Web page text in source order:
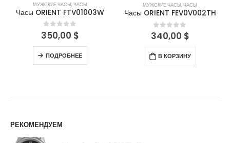
МУЖСКИЕ ЧАСЫ,ЧАСЫ
Часы ORIENT FTV01003W
0out of 5
350,00 $
ПОДРОБНЕЕ
МУЖСКИЕ ЧАСЫ,ЧАСЫ
Часы ORIENT FEV0V002TH
0 out of 5
340,00 $
В КОРЗИНУ
РЕКОМЕНДУЕМ